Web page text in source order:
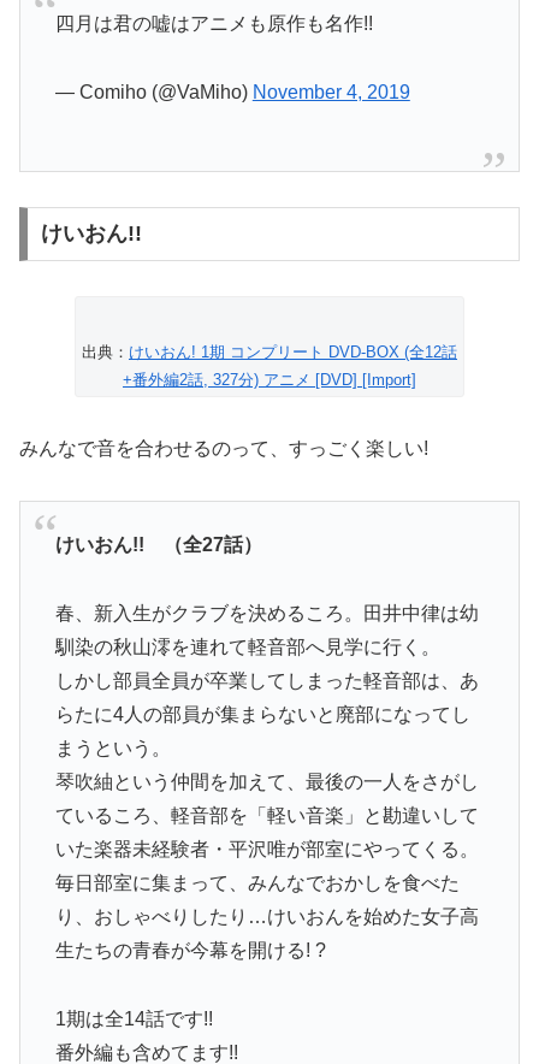
四月は君の嘘はアニメも原作も名作!!
— Comiho (@VaMiho) November 4, 2019
けいおん!!
出典： けいおん! 1期 コンプリート DVD-BOX (全12話
+番外編2話, 327分) アニメ [DVD] [Import]
みんなで音を合わせるのって、すっごく楽しい!
けいおん!! （全27話）
春、新入生がクラブを決めるころ。田井中律は幼
馴染の秋山澪を連れて軽音部へ見学に行く。
しかし部員全員が卒業してしまった軽音部は、あ
らたに4人の部員が集まらないと廃部になってし
まうという。
琴吹紬という仲間を加えて、最後の一人をさがし
ているころ、軽音部を「軽い音楽」と勘違いして
いた楽器未経験者・平沢唯が部室にやってくる。
毎日部室に集まって、みんなでおかしを食べた
り、おしゃべりしたり…けいおんを始めた女子高
生たちの青春が今幕を開ける! ?
1期は全14話です!!
番外編も含めてます!!